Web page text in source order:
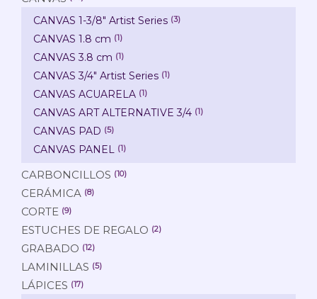
CANVAS 1-3/8" Artist Series (3)
CANVAS 1.8 cm (1)
CANVAS 3.8 cm (1)
CANVAS 3/4" Artist Series (1)
CANVAS ACUARELA (1)
CANVAS ART ALTERNATIVE 3/4 (1)
CANVAS PAD (5)
CANVAS PANEL (1)
CARBONCILLOS (10)
CERÁMICA (8)
CORTE (9)
ESTUCHES DE REGALO (2)
GRABADO (12)
LAMINILLAS (5)
LÁPICES (17)